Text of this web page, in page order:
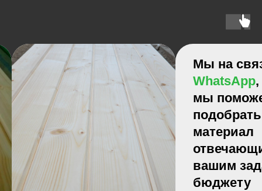
Мы на связи 24/7 в
WhatsApp
, пишите,
мы поможем
подобрать
материал
отвечающим
вашим задачам и
бюджету